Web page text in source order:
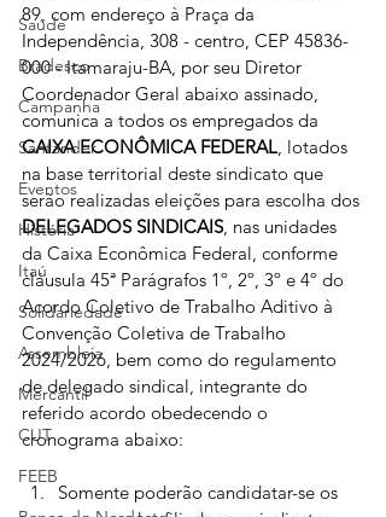
Saúde
Bradesco
Campanha
Santander
Eventos
História
Itaú
Solidariedade
Assembleia
Mercantil
CUT
FEEB
89, com endereço à Praça da
Independência, 308 - centro, CEP 45836-
000 - Itamaraju-BA, por seu Diretor
Coordenador Geral abaixo assinado,
comunica a todos os empregados da
CAIXA ECONÔMICA FEDERAL, lotados
na base territorial deste sindicato que
serão realizadas eleições para escolha dos
DELEGADOS SINDICAIS, nas unidades
da Caixa Econômica Federal, conforme
cláusula 45ª Parágrafos 1º, 2º, 3º e 4º do
Acordo Coletivo de Trabalho Aditivo à
Convenção Coletiva de Trabalho
2024/2026, bem como do regulamento
de delegado sindical, integrante do
referido acordo obedecendo o
cronograma abaixo:
Somente poderão candidatar-se os